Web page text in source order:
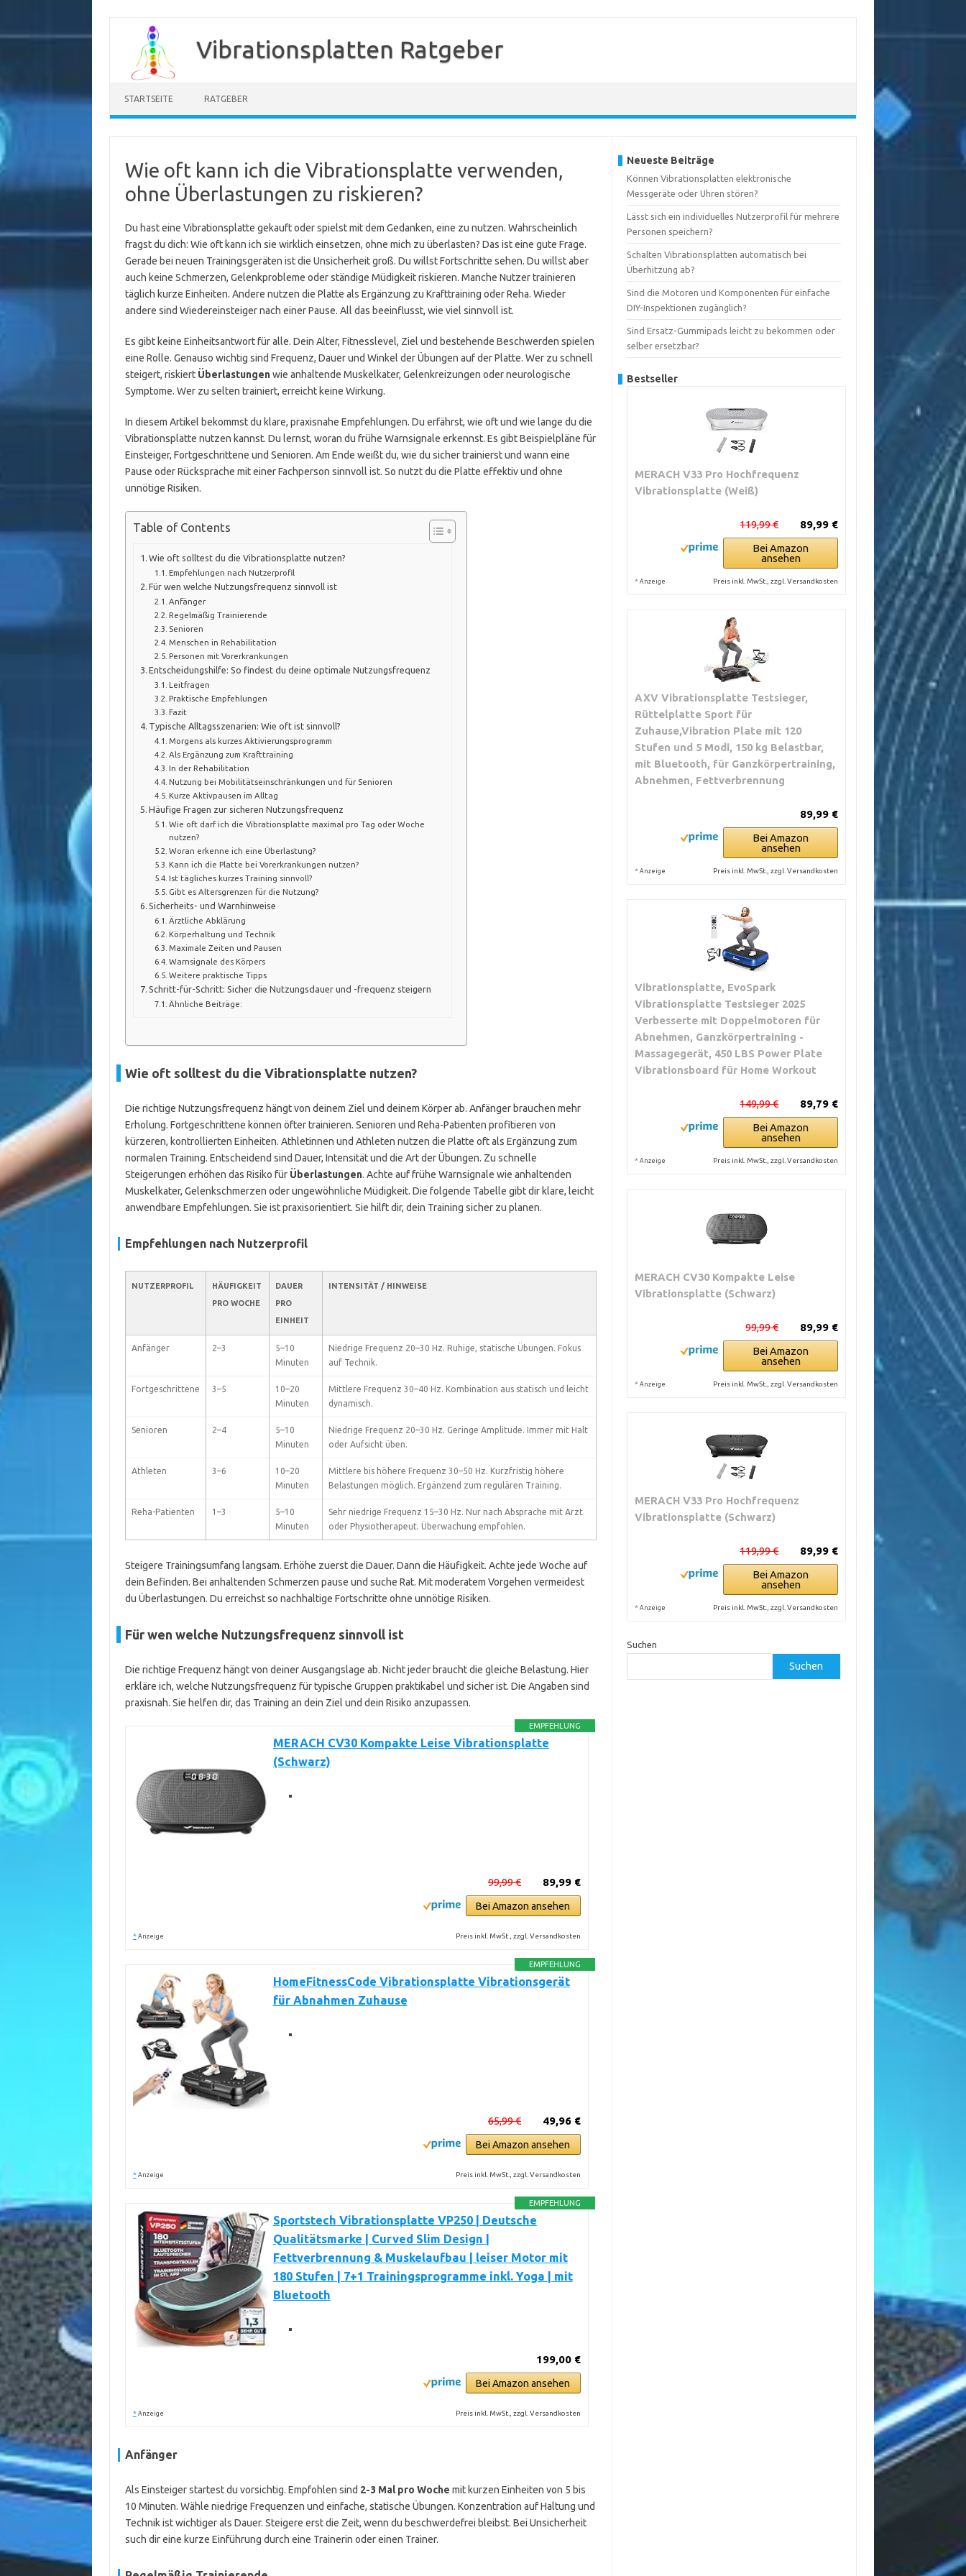
springen
Vibrationsplatten Ratgeber
STARTSEITE RATGEBER
Wie oft kann ich die Vibrationsplatte verwenden,
ohne Überlastungen zu riskieren?
Du hast eine Vibrationsplatte gekauft oder spielst mit dem Gedanken, eine zu nutzen. Wahrscheinlich
fragst du dich: Wie oft kann ich sie wirklich einsetzen, ohne mich zu überlasten? Das ist eine gute Frage.
Gerade bei neuen Trainingsgeräten ist die Unsicherheit groß. Du willst Fortschritte sehen. Du willst aber
auch keine Schmerzen, Gelenkprobleme oder ständige Müdigkeit riskieren. Manche Nutzer trainieren
täglich kurze Einheiten. Andere nutzen die Platte als Ergänzung zu Krafttraining oder Reha. Wieder
andere sind Wiedereinsteiger nach einer Pause. All das beeinflusst, wie viel sinnvoll ist.
Es gibt keine Einheitsantwort für alle. Dein Alter, Fitnesslevel, Ziel und bestehende Beschwerden spielen
eine Rolle. Genauso wichtig sind Frequenz, Dauer und Winkel der Übungen auf der Platte. Wer zu schnell
steigert, riskiert Überlastungenwie anhaltende Muskelkater, Gelenkreizungen oder neurologische
Symptome. Wer zu selten trainiert, erreicht keine Wirkung.
In diesem Artikel bekommst du klare, praxisnahe Empfehlungen. Du erfährst, wie oft und wie lange du die
Vibrationsplatte nutzen kannst. Du lernst, woran du frühe Warnsignale erkennst. Es gibt Beispielpläne für
Einsteiger, Fortgeschrittene und Senioren. Am Ende weißt du, wie du sicher trainierst und wann eine
Pause oder Rücksprache mit einer Fachperson sinnvoll ist. So nutzt du die Platte effektiv und ohne
unnötige Risiken.
Table of Contents
Wie oft solltest du die Vibrationsplatte nutzen?
Empfehlungen nach Nutzerprofil
Für wen welche Nutzungsfrequenz sinnvoll ist
Anfänger
Regelmäßig Trainierende
Senioren
Menschen in Rehabilitation
Personen mit Vorerkrankungen
Entscheidungshilfe: So findest du deine optimale Nutzungsfrequenz
Leitfragen
Praktische Empfehlungen
Fazit
Typische Alltagsszenarien: Wie oft ist sinnvoll?
Morgens als kurzes Aktivierungsprogramm
Als Ergänzung zum Krafttraining
In der Rehabilitation
Nutzung bei Mobilitätseinschränkungen und für Senioren
Kurze Aktivpausen im Alltag
Häufige Fragen zur sicheren Nutzungsfrequenz
Wie oft darf ich die Vibrationsplatte maximal pro Tag oder Woche
nutzen?
Woran erkenne ich eine Überlastung?
Kann ich die Platte bei Vorerkrankungen nutzen?
Ist tägliches kurzes Training sinnvoll?
Gibt es Altersgrenzen für die Nutzung?
Sicherheits- und Warnhinweise
Ärztliche Abklärung
Körperhaltung und Technik
Maximale Zeiten und Pausen
Warnsignale des Körpers
Weitere praktische Tipps
Schritt-für-Schritt: Sicher die Nutzungsdauer und -frequenz steigern
Ähnliche Beiträge:
Wie oft solltest du die Vibrationsplatte nutzen?
Die richtige Nutzungsfrequenz hängt von deinem Ziel und deinem Körper ab. Anfänger brauchen mehr
Erholung. Fortgeschrittene können öfter trainieren. Senioren und Reha-Patienten profitieren von
kürzeren, kontrollierten Einheiten. Athletinnen und Athleten nutzen die Platte oft als Ergänzung zum
normalen Training. Entscheidend sind Dauer, Intensität und die Art der Übungen. Zu schnelle
Steigerungen erhöhen das Risiko für Überlastungen. Achte auf frühe Warnsignale wie anhaltenden
Muskelkater, Gelenkschmerzen oder ungewöhnliche Müdigkeit. Die folgende Tabelle gibt dir klare, leicht
anwendbare Empfehlungen. Sie ist praxisorientiert. Sie hilft dir, dein Training sicher zu planen.
Empfehlungen nach Nutzerprofil
NUTZERPROFIL
HÄUFIGKEIT
PRO WOCHE
DAUER
PRO
EINHEIT
INTENSITÄT / HINWEISE
Anfänger 2–3
5–10
Minuten
Niedrige Frequenz 20–30 Hz. Ruhige, statische Übungen. Fokus
auf Technik.
Fortgeschrittene 3–5
10–20
Minuten
Mittlere Frequenz 30–40 Hz. Kombination aus statisch und leicht
dynamisch.
Senioren 2–4
5–10
Minuten
Niedrige Frequenz 20–30 Hz. Geringe Amplitude. Immer mit Halt
oder Aufsicht üben.
Athleten 3–6
10–20
Minuten
Mittlere bis höhere Frequenz 30–50 Hz. Kurzfristig höhere
Belastungen möglich. Ergänzend zum regulären Training.
Reha-Patienten 1–3
5–10
Minuten
Sehr niedrige Frequenz 15–30 Hz. Nur nach Absprache mit Arzt
oder Physiotherapeut. Überwachung empfohlen.
Steigere Trainingsumfang langsam. Erhöhe zuerst die Dauer. Dann die Häufigkeit. Achte jede Woche auf
dein Befinden. Bei anhaltenden Schmerzen pause und suche Rat. Mit moderatem Vorgehen vermeidest
du Überlastungen. Du erreichst so nachhaltige Fortschritte ohne unnötige Risiken.
Für wen welche Nutzungsfrequenz sinnvoll ist
Die richtige Frequenz hängt von deiner Ausgangslage ab. Nicht jeder braucht die gleiche Belastung. Hier
erkläre ich, welche Nutzungsfrequenz für typische Gruppen praktikabel und sicher ist. Die Angaben sind
praxisnah. Sie helfen dir, das Training an dein Ziel und dein Risiko anzupassen.
EMPFEHLUNG
MERACH CV30 Kompakte Leise Vibrationsplatte
(Schwarz)
89,99 €
99,99 €
Bei Amazon ansehen
* Anzeige Preis inkl. MwSt., zzgl. Versandkosten
EMPFEHLUNG
HomeFitnessCode Vibrationsplatte Vibrationsgerät
für Abnahmen Zuhause
49,96 €
65,99 €
Bei Amazon ansehen
* Anzeige Preis inkl. MwSt., zzgl. Versandkosten
EMPFEHLUNG
Sportstech Vibrationsplatte VP250 | Deutsche
Qualitätsmarke | Curved Slim Design |
Fettverbrennung & Muskelaufbau | leiser Motor mit
180 Stufen | 7+1 Trainingsprogramme inkl. Yoga | mit
Bluetooth
199,00 €
Bei Amazon ansehen
* Anzeige Preis inkl. MwSt., zzgl. Versandkosten
Anfänger
Als Einsteiger startest du vorsichtig. Empfohlen sind 2-3 Mal pro Woche mit kurzen Einheiten von 5 bis
10 Minuten. Wähle niedrige Frequenzen und einfache, statische Übungen. Konzentration auf Haltung und
Technik ist wichtiger als Dauer. Steigere erst die Zeit, wenn du beschwerdefrei bleibst. Bei Unsicherheit
such dir eine kurze Einführung durch eine Trainerin oder einen Trainer.
Neueste Beiträge
Können Vibrationsplatten elektronische
Messgeräte oder Uhren stören?
Lässt sich ein individuelles Nutzerprofil für mehrere
Personen speichern?
Schalten Vibrationsplatten automatisch bei
Überhitzung ab?
Sind die Motoren und Komponenten für einfache
DIY-Inspektionen zugänglich?
Sind Ersatz-Gummipads leicht zu bekommen oder
selber ersetzbar?
Bestseller
MERACH V33 Pro Hochfrequenz
Vibrationsplatte (Weiß)
89,99 €
119,99 €
Bei Amazon
ansehen
* Anzeige Preis inkl. MwSt., zzgl. Versandkosten
AXV Vibrationsplatte Testsieger,
Rüttelplatte Sport für
Zuhause,Vibration Plate mit 120
Stufen und 5 Modi, 150 kg Belastbar,
mit Bluetooth, für Ganzkörpertraining,
Abnehmen, Fettverbrennung
89,99 €
Bei Amazon
ansehen
* Anzeige Preis inkl. MwSt., zzgl. Versandkosten
Vibrationsplatte, EvoSpark
Vibrationsplatte Testsieger 2025
Verbesserte mit Doppelmotoren für
Abnehmen, Ganzkörpertraining -
Massagegerät, 450 LBS Power Plate
Vibrationsboard für Home Workout
89,79 €
149,99 €
Bei Amazon
ansehen
* Anzeige Preis inkl. MwSt., zzgl. Versandkosten
MERACH CV30 Kompakte Leise
Vibrationsplatte (Schwarz)
89,99 €
99,99 €
Bei Amazon
ansehen
* Anzeige Preis inkl. MwSt., zzgl. Versandkosten
MERACH V33 Pro Hochfrequenz
Vibrationsplatte (Schwarz)
89,99 €
119,99 €
Bei Amazon
ansehen
* Anzeige Preis inkl. MwSt., zzgl. Versandkosten
Suchen
Suchen